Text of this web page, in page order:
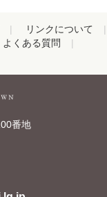
リンクについて
よくある質問
番地